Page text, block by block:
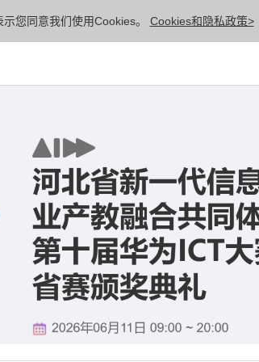
您同意我们使用Cookies。 Cookies和隐私政策>